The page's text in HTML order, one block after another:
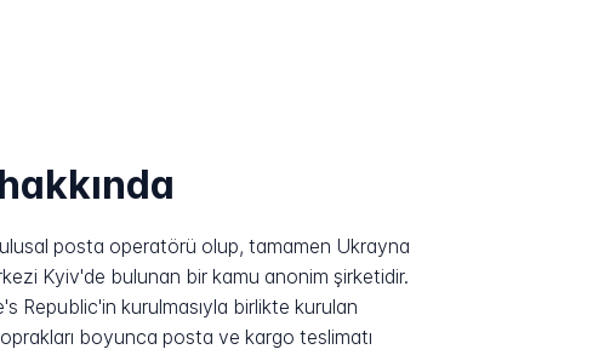
posta operatörü olup, tamamen Ukrayna
Kyiv'de bulunan bir kamu anonim şirketidir.
Republic'in kurulmasıyla birlikte kurulan
boyunca posta ve kargo teslimatı